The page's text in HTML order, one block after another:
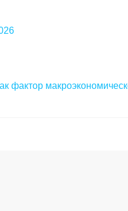
фактор